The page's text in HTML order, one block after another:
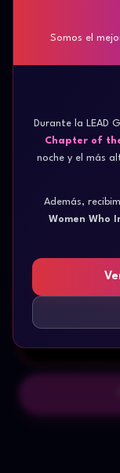
excelencia
Somos el
Durante la LEAD
Chapter of
noche y el más
Además,
Women Who